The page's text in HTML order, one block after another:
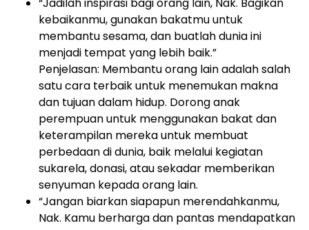
kebaikanmu, gunakan bakatmu untuk
membantu sesama, dan buatlah dunia ini
menjadi tempat yang lebih baik.”
Penjelasan: Membantu orang lain adalah salah
satu cara terbaik untuk menemukan makna
dan tujuan dalam hidup. Dorong anak
perempuan untuk menggunakan bakat dan
keterampilan mereka untuk membuat
perbedaan di dunia, baik melalui kegiatan
sukarela, donasi, atau sekadar memberikan
senyuman kepada orang lain.
“Jangan biarkan siapapun merendahkanmu,
Nak. Kamu berharga dan pantas mendapatkan